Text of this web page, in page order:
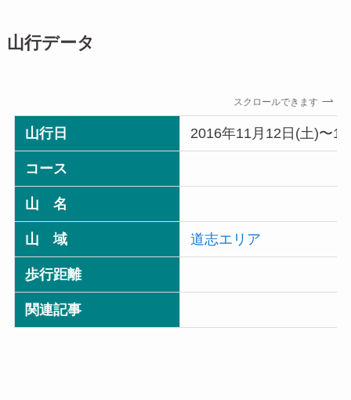
山行データ
スクロールできます
山行日 2016年11月12日(土)〜
コース
山 名
山 域 道志エリア
歩行距離
関連記事